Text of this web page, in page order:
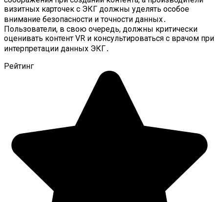
визитных карточек с ЭКГ должны уделять особое
внимание безопасности и точности данных․
Пользователи, в свою очередь, должны критически
оценивать контент VR и консультироваться с врачом при
интерпретации данных ЭКГ․
Рейтинг